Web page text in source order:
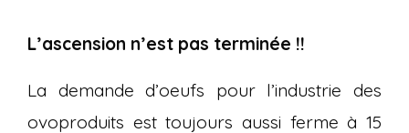
L’ascension n’est pas terminée !!
La demande d’oeufs pour l’industrie des
ovoproduits est toujours aussi ferme à 15